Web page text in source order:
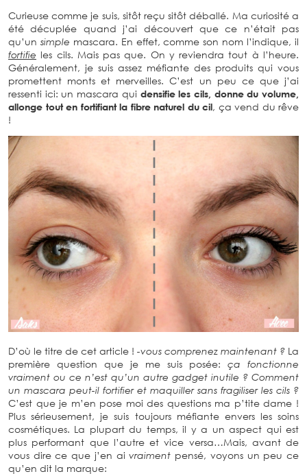
Curieuse comme je suis, sitôt reçu sitôt déballé. Ma curiosité a
été décuplée quand j’ai découvert que ce n’était pas
qu’un simple mascara. En effet, comme son nom l’indique, il
fortifie les cils. Mais pas que. On y reviendra tout à l’heure.
Généralement, je suis assez méfiante des produits qui vous
promettent monts et merveilles. C’est un peu ce que j’ai
ressenti ici: un mascara qui densifie les cils, donne du volume,
allonge tout en fortifiant la fibre naturel du cil, ça vend du rêve
!
D’où le titre de cet article ! -vous comprenez maintenant ? La
première question que je me suis posée: ça fonctionne
vraiment ou ce n’est qu’un autre gadget inutile ? Comment
un mascara peut-il fortifier et maquiller sans fragiliser les cils ?
C’est que je m’en pose moi des questions ma p’tite dame !
Plus sérieusement, je suis toujours méfiante envers les soins
cosmétiques. La plupart du temps, il y a un aspect qui est
plus performant que l’autre et vice versa…Mais, avant de
vous dire ce que j’en aivraiment pensé, voyons un peu ce
qu’en dit la marque: